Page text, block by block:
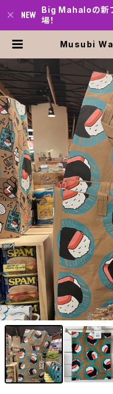
Big Mahaloの新
場！
Musubi